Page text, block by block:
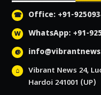
Office: +91-
WhatsApp: +91-
Vibrant News 24,
Hardoi 241001 (UP)